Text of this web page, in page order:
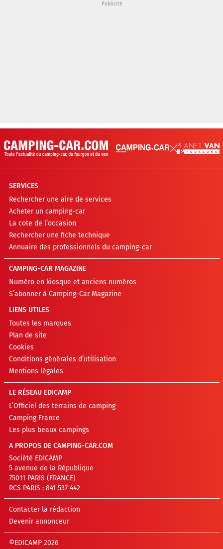
SERVICES
Rechercher une aire de services
Acheter un camping-car
La cote de l’occasion
Rechercher une fiche technique
Annuaire des professionnels du camping-car
CAMPING-CAR MAGAZINE
Numéro en kiosque et anciens numéros
S’abonner à Camping-Car Magazine
LIENS UTILES
Toutes les marques
Plan de site
Cookies
Conditions générales d’utilisation
Mentions légales
LE RÉSEAU EDICAMP
L’Officiel des terrains de camping
Camping France
Les plus beaux campings
A PROPOS DE CAMPING-CAR.COM
Société EDICAMP
5 avenue de la République
75011 PARIS (FRANCE)
RCS PARIS : 841 537 442
Contacter la rédaction
Devenir annonceur
©EDICAMP 2026